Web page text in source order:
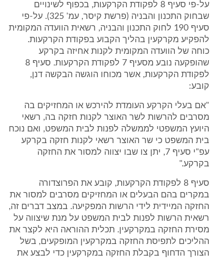
על-פי סעיף 8 לפקודת הקרקעות, בכפוף לשינויים
שבחוק התכנון והבניה (פרשת קיסר, עמ' 325). על-פי
סעיף 190 לחוק התכנון והבניה, רשאית הוועדה המקומית
להפקיע מקרקעין בהליך הקבוע בפקודת הקרקעות.
כוחה של הוועדה המקומית לקנות אחיזה בקרקע
שהופקעה נובע מסעיף 7 לפקודת הקרקעות. סעיף 8
לפקודת הקרקעות, אשר מכוחו הוגשה הבקשה דנן,
קובע:
"אם בעלי הקרקע העומדת להירכש או המחזיקים בה
מסרבים להרשות לשר האוצר לקנות חזקה בה, רשאי
היועץ המשפטי לממשלה לפנות לבית המשפט, ואם נוכח
בית המשפט כי שר האוצר רשאי לקנות חזקה בקרקע
עפ"י סעיף 7, יתן צו שבו יצווה למסור את החזקה
בקרקע."
סעיף 8 לפקודת הקרקעות, קובע את הפרוצדורה
במקרים בהם הבעלים או המחזיקים מסרבים למסור את
החזקה המיידית לידי הרשות המפקיעה. במצב דברים זה,
רשאית הרשות לפנות לבית המשפט על מנת שיצווה על
מסירת החזקה במקרקעין. תכלית ההוראה היא לקצר את
ההליכים לתפיסת החזקה במקרקעין המופקעים, בשל
הצורך הדחוף בקבלת החזקה במקרקעין כדי לבצע את